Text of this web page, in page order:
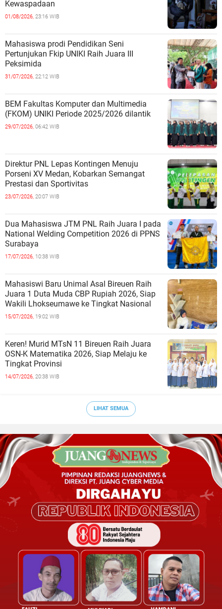
Kewaspadaan
01/08/2026, 23:16 WIB
Mahasiswa prodi Pendidikan Seni
Pertunjukan Fkip UNIKI Raih Juara III
Peksimida
31/07/2026, 22:12 WIB
BEM Fakultas Komputer dan Multimedia
(FKOM) UNIKI Periode 2025/2026 dilantik
29/07/2026, 06:42 WIB
Direktur PNL Lepas Kontingen Menuju
Porseni XV Medan, Kobarkan Semangat
Prestasi dan Sportivitas
23/07/2026, 20:07 WIB
Dua Mahasiswa JTM PNL Raih Juara I pada
National Welding Competition 2026 di PPNS
Surabaya
17/07/2026, 10:38 WIB
Mahasiswi Baru Unimal Asal Bireuen Raih
Juara 1 Duta Muda CBP Rupiah 2026, Siap
Wakili Lhokseumawe ke Tingkat Nasional
15/07/2026, 19:02 WIB
Keren! Murid MTsN 11 Bireuen Raih Juara
OSN-K Matematika 2026, Siap Melaju ke
Tingkat Provinsi
14/07/2026, 20:38 WIB
LIHAT SEMUA